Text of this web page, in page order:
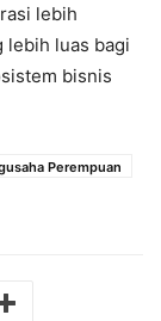
lebih
lebih luas bagi
bisnis
Perempuan